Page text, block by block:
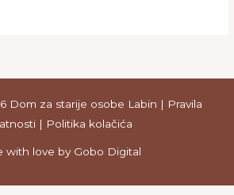
Dom za starije osobe Labin | Pravila
| Politika kolačića
with love by Gobo Digital